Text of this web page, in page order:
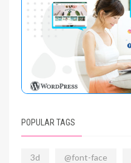
POPULAR TAGS
3d @font-face